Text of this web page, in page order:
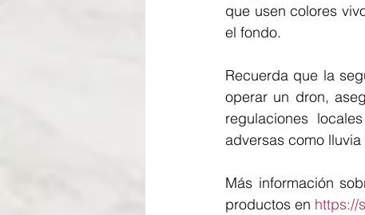
que usen colores
el fondo.
Recuerda que la
operar un dron,
regulaciones
adversas como
Más información
productos en https://